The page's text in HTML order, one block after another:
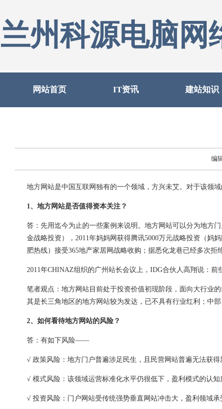
兰州科源电脑网
网站首页 IT资讯 建站知识
编
地方网站是中国互联网独有的一个领域，方兴未艾。对于该领
1、地方网站是否值得资本关注？
答：先用迄今为止的一些案例来说明。地方网站可以分为地方
金战略投资），2011年妈妈网获得腾讯5000万元战略投资（妈
肥热线）接受365地产家居网战略收购；据悉化龙巷已经多次拒
2011年CHINAZ组织的广州站长会议上，IDG合伙人高翔说：
笔者观点：地方网站目前处于投资价值初现阶段，面向大行业
其是长三角地区的地方网站较为发达，已不具有行业红利；中
2、如何看待地方网站的风险？
答：有如下风险——
√ 政策风险：地方门户普遍涉足民生，且民营网站普遍无法获得
√ 模式风险：该领域运营标准化水平仍很低下，盈利模式的认
√ 投资风险：门户网站受传统强势垂直网站冲击大，盈利领域